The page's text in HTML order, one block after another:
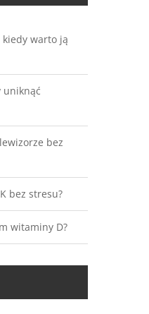
warto ją
uniknąć
bez
bez stresu?
witaminy D?